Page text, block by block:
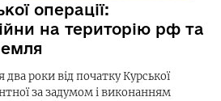
операції:
на територію рф та
роки від початку Курської
за задумом і виконанням